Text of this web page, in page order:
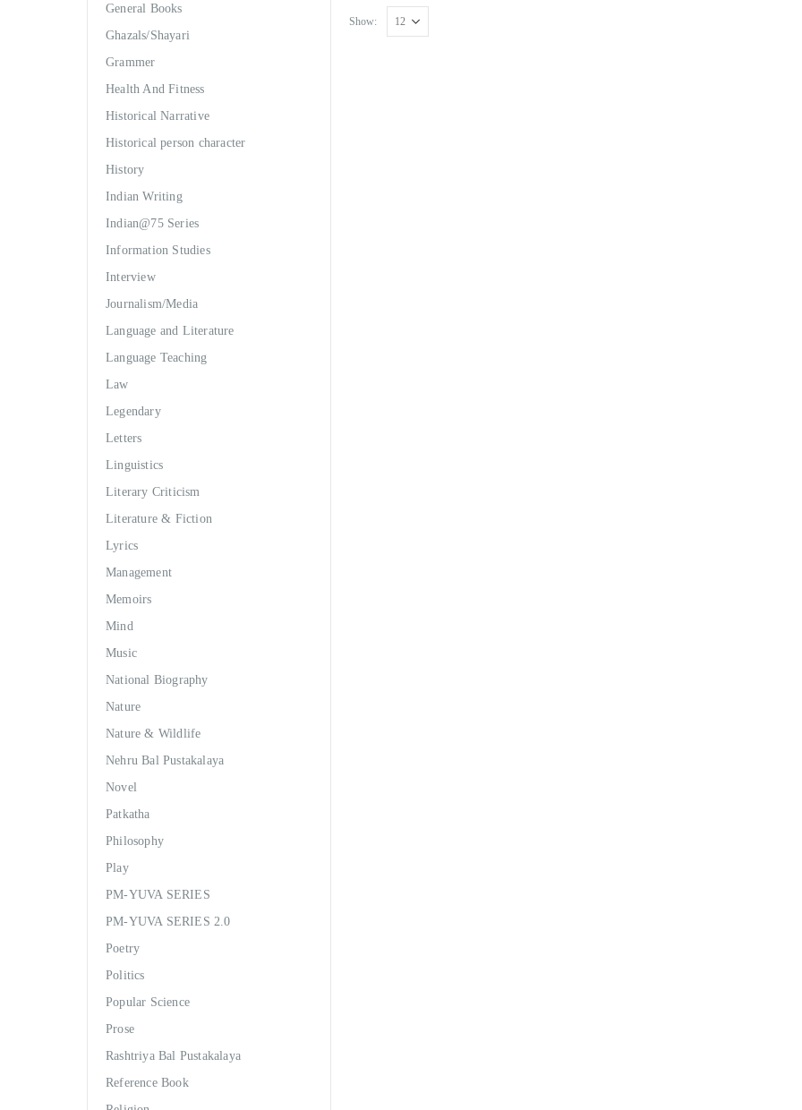
Show:
General Books
Ghazals/Shayari
Grammer
Health And Fitness
Historical Narrative
Historical person character
History
Indian Writing
Indian@75 Series
Information Studies
Interview
Journalism/Media
Language and Literature
Language Teaching
Law
Legendary
Letters
Linguistics
Literary Criticism
Literature & Fiction
Lyrics
Management
Memoirs
Mind
Music
National Biography
Nature
Nature & Wildlife
Nehru Bal Pustakalaya
Novel
Patkatha
Philosophy
Play
PM-YUVA SERIES
PM-YUVA SERIES 2.0
Poetry
Politics
Popular Science
Prose
Rashtriya Bal Pustakalaya
Reference Book